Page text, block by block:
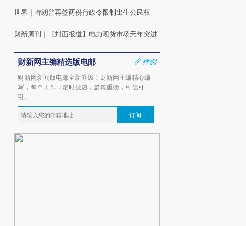
世界 ｜ 特朗普再签两份行政令限制出生公民权
财新周刊 ｜ 【封面报道】电力现货市场元年突进
财新网主编精选版电邮
样例
财新网新闻版电邮全新升级！财新网主编精心编
写，每个工作日定时投递，篇篇重磅，可信可
引。
订阅